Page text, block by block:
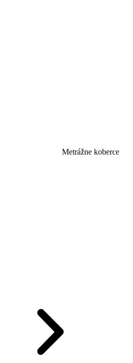
Metrážne koberce